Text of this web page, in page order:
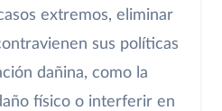
extremos, eliminar
sus políticas
dañina, como la
físico o interferir en